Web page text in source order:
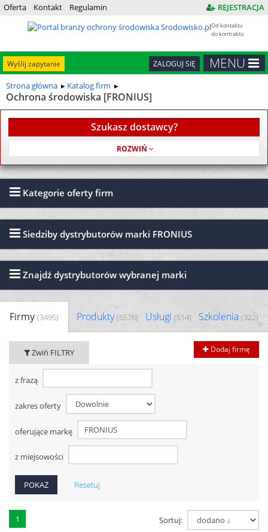
Oferta Kontakt Regulamin REJESTRACJA
Od kontaktu
do kontraktu
MENU
ZALOGUJ SIĘ
Wyślij zapytanie
Strona główna Katalog firm
Ochrona środowiska [FRONIUS]
Firmy (3495) Produkty(6576) Usługi (514) Szkolenia(322)
Dodaj firmę
Zwiń FILTRY
z frazą
zakres oferty
oferujące markę
z miejsowości
Resetuj
1 Sortuj:
Kategorie oferty firm
Siedziby dystrybutorów marki FRONIUS
Znajdź dystrybutorów wybranej marki
Szukasz dostawcy?
Usługa jest bezpłatna